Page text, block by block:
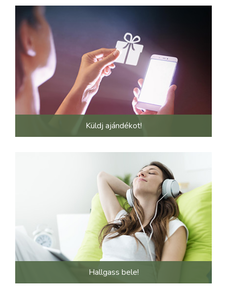
Küldj ajándékot!
Hallgass bele!